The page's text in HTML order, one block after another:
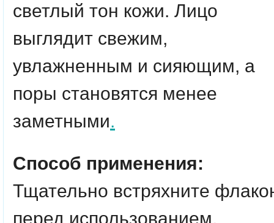
светлый тон кожи. Лицо
выглядит свежим,
увлажненным и сияющим, а
поры становятся менее
заметными.
Способ применения:
Тщательно встряхните
перед использованием.